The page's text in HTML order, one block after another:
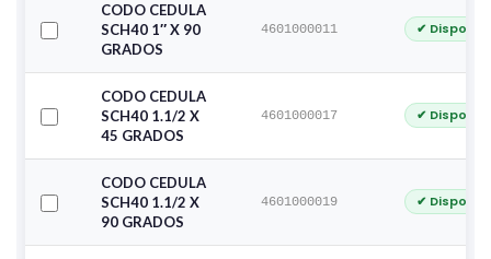
CODO CEDULA
SCH40 1″ X 90
GRADOS
4601000011 ✔
CODO CEDULA
SCH40 1.1/2 X
45 GRADOS
4601000017 ✔
CODO CEDULA
SCH40 1.1/2 X
90 GRADOS
4601000019 ✔